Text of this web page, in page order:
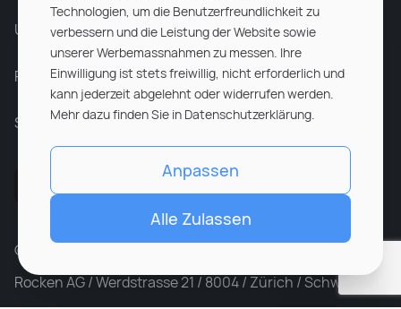
Unsere Dienstleistungen
Partnerunternehmen
Sitemap
© ROCKEN 2026. All rights reserved
Rocken AG / Werdstrasse 21 / 8004 / Zürich / Schweiz
Technologien, um die Benutzerfreundlichkeit zu
verbessern und die Leistung der Website sowie
unserer Werbemassnahmen zu messen. Ihre
Einwilligung ist stets freiwillig, nicht erforderlich und
kann jederzeit abgelehnt oder widerrufen werden.
Mehr dazu finden Sie in Datenschutzerklärung.
Anpassen
Alle Zulassen